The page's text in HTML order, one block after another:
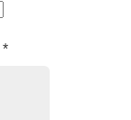
*